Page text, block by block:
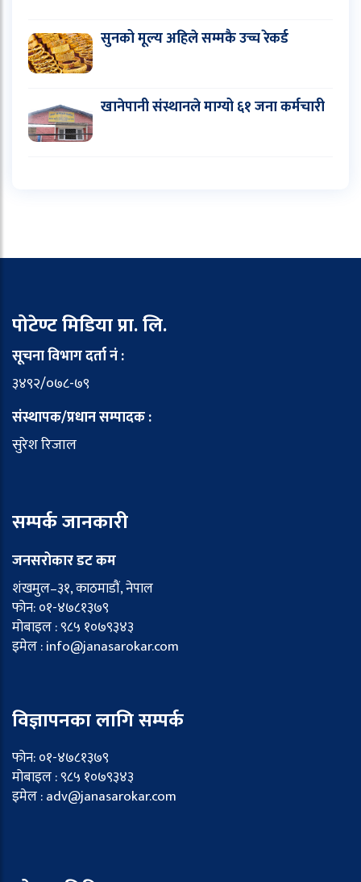
सुनको मूल्य अहिले सम्मकै उच्च रेकर्ड
खानेपानी संस्थानले माग्यो ६१ जना कर्मचारी
पोटेण्ट मिडिया प्रा. लि.
सूचना विभाग दर्ता नं :
३४९२/०७८-७९
संस्थापक/प्रधान सम्पादक :
सुरेश रिजाल
सम्पर्क जानकारी
जनसरोकार डट कम
शंखमुल–३१, काठमाडौं, नेपाल
फोन: ०१-४७८१३७९
मोबाइल : ९८५ १०७९३४३
इमेल : info@janasarokar.com
विज्ञापनका लागि सम्पर्क
फोन: ०१-४७८१३७९
मोबाइल : ९८५ १०७९३४३
इमेल : adv@janasarokar.com